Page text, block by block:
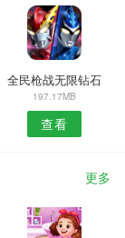
全民枪战无限钻石
197.17MB
查看
更多